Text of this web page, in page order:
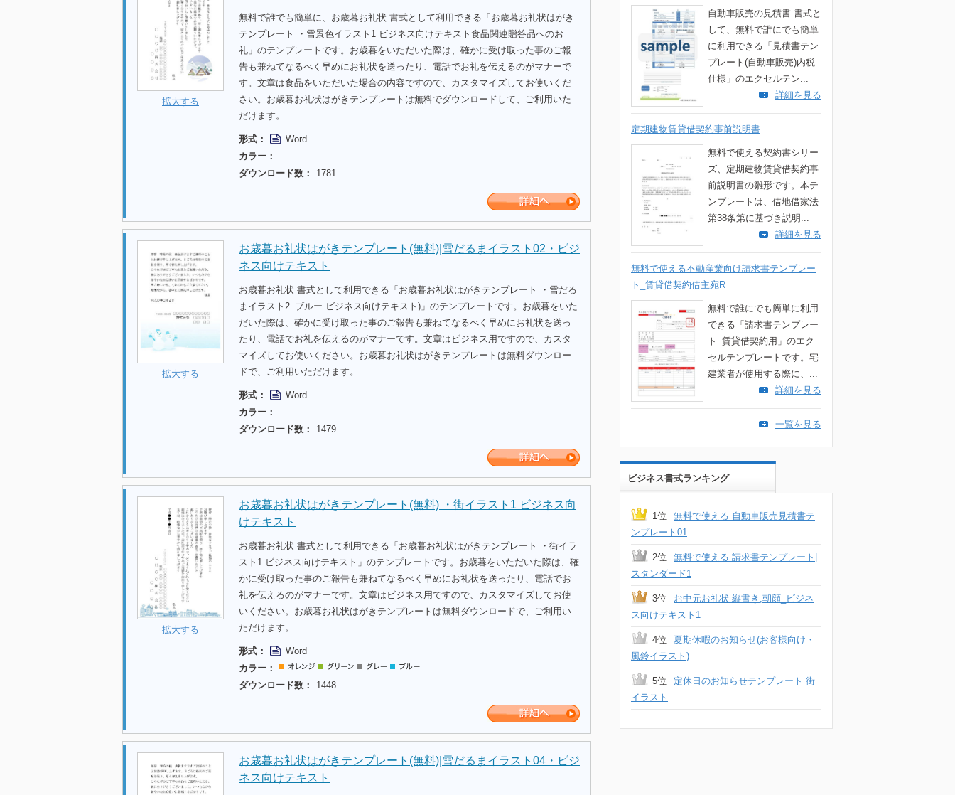
拡大する
無料で誰でも簡単に、お歳暮お礼状 書式として利用できる「お歳暮お礼状はがき
テンプレート ・雪景色イラスト1 ビジネス向けテキスト食品関連贈答品へのお
礼」のテンプレートです。お歳暮をいただいた際は、確かに受け取った事のご報
告も兼ねてなるべく早めにお礼状を送ったり、電話でお礼を伝えるのがマナーで
す。文章は食品をいただいた場合の内容ですので、カスタマイズしてお使いくだ
さい。お歳暮お礼状はがきテンプレートは無料でダウンロードして、ご利用いた
だけます。
形式：
Word
カラー：
ダウンロード数：
1781
拡大する
お歳暮お礼状はがきテンプレート(無料)|雪だるまイラスト02・ビジ
ネス向けテキスト
お歳暮お礼状 書式として利用できる「お歳暮お礼状はがきテンプレート ・雪だる
まイラスト2_ブルー ビジネス向けテキスト)」のテンプレートです。お歳暮をいた
だいた際は、確かに受け取った事のご報告も兼ねてなるべく早めにお礼状を送っ
たり、電話でお礼を伝えるのがマナーです。文章はビジネス用ですので、カスタ
マイズしてお使いください。お歳暮お礼状はがきテンプレートは無料ダウンロー
ドで、ご利用いただけます。
形式：
Word
カラー：
ダウンロード数：
1479
拡大する
お歳暮お礼状はがきテンプレート(無料) ・街イラスト1 ビジネス向
けテキスト
お歳暮お礼状 書式として利用できる「お歳暮お礼状はがきテンプレート ・街イラ
スト1 ビジネス向けテキスト」のテンプレートです。お歳暮をいただいた際は、確
かに受け取った事のご報告も兼ねてなるべく早めにお礼状を送ったり、電話でお
礼を伝えるのがマナーです。文章はビジネス用ですので、カスタマイズしてお使
いください。お歳暮お礼状はがきテンプレートは無料ダウンロードで、ご利用い
ただけます。
形式：
Word
カラー：
ダウンロード数：
1448
お歳暮お礼状はがきテンプレート(無料)|雪だるまイラスト04・ビジ
ネス向けテキスト
自動車販売の見積書 書式と
して、無料で誰にでも簡単
に利用できる「見積書テン
プレート(自動車販売)内税
仕様」のエクセルテン...
詳細を見る
定期建物賃貸借契約事前説明書
無料で使える契約書シリー
ズ、定期建物賃貸借契約事
前説明書の雛形です。本テ
ンプレートは、借地借家法
第38条第に基づき説明...
詳細を見る
無料で使える不動産業向け請求書テンプレー
ト_賃貸借契約借主宛R
無料で誰にでも簡単に利用
できる「請求書テンプレー
ト_賃貸借契約用」のエク
セルテンプレートです。宅
建業者が使用する際に、...
詳細を見る
一覧を見る
ビジネス書式ランキング
1位
無料で使える 自動車販売見積書テ
ンプレート01
2位
無料で使える 請求書テンプレート|
スタンダード1
3位
お中元お礼状 縦書き,朝顔_ビジネ
ス向けテキスト1
4位
夏期休暇のお知らせ(お客様向け・
風鈴イラスト)
5位
定休日のお知らせテンプレート 街
イラスト